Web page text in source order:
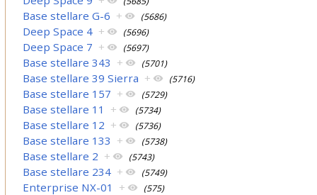
Base stellare G-6 + (5686)
Deep Space 4 + (5696)
Deep Space 7 + (5697)
Base stellare 343 + (5701)
Base stellare 39 Sierra + (5716)
Base stellare 157 + (5729)
Base stellare 11 + (5734)
Base stellare 12 + (5736)
Base stellare 133 + (5738)
Base stellare 2 + (5743)
Base stellare 234 + (5749)
Enterprise NX-01 + (575)